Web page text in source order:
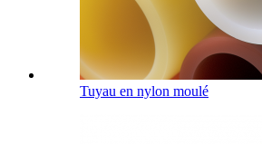
Tuyau en nylon moulé